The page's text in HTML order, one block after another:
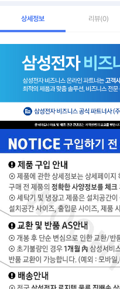
상세정보 리뷰(0)